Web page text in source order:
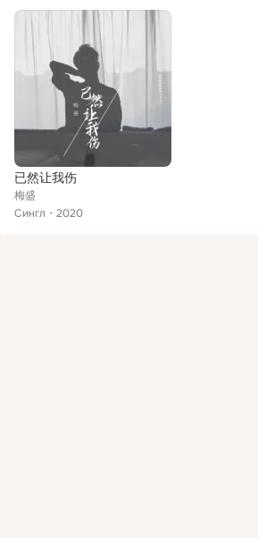
已然让我伤
梅盛
Сингл
2020